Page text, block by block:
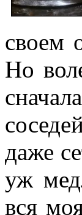
своем
Но
даже
уж
вся